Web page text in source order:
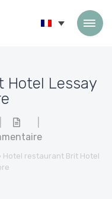
Hotel Lessay
Hotel restaurant Brit Hotel